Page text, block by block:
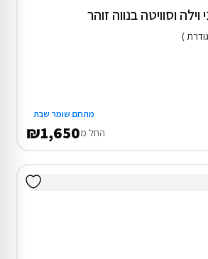
)
מתחם שומר שבת
החל מ₪1,650